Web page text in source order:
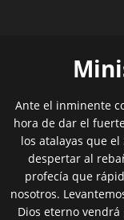
Ante el inminente
hora de dar el
los atalayas que
despertar al
profecía que
nosotros.
Dios eterno